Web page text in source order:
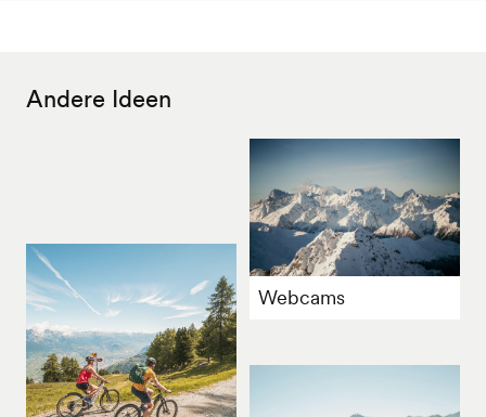
Andere Ideen
Webcams